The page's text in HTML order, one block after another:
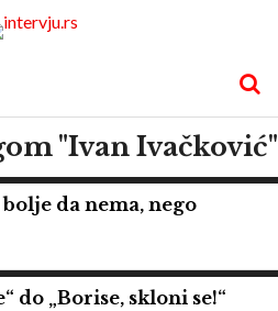
"Ivan Ivačković"
da nema, nego
do „Borise, skloni se!“